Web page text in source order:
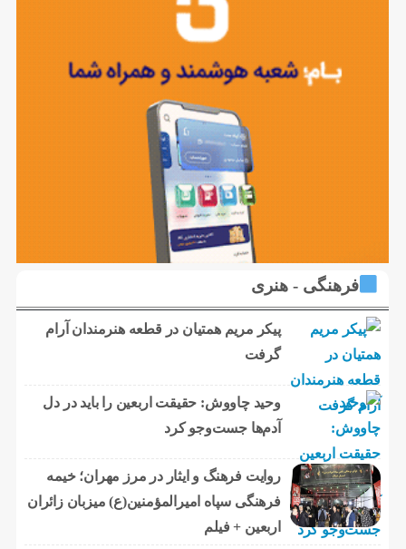
فرهنگی - هنری
پیکر مریم همتیان در قطعه هنرمندان آرام
گرفت
وحید چاووش: حقیقت اربعین را باید در دل
آدم‌ها جست‌وجو کرد
روایت فرهنگ و ایثار در مرز مهران؛ خیمه
فرهنگی سپاه امیرالمؤمنین(ع) میزبان زائران
اربعین + فیلم